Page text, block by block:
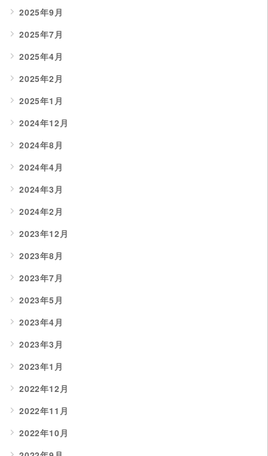
2025年9月
2025年7月
2025年4月
2025年2月
2025年1月
2024年12月
2024年8月
2024年4月
2024年3月
2024年2月
2023年12月
2023年8月
2023年7月
2023年5月
2023年4月
2023年3月
2023年1月
2022年12月
2022年11月
2022年10月